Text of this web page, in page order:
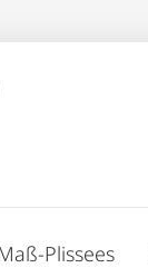
Plissees